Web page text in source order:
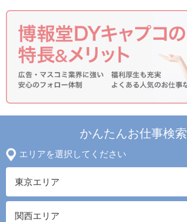
かんたんお仕事検索
エリアを選択してください
東京エリア
関西エリア